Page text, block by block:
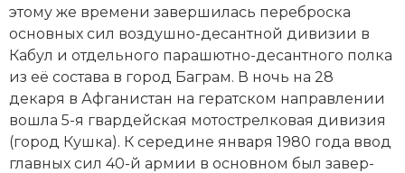
это­му же вре­ме­ни за­вер­ши­лась пе­ре­бро­ска
основных сил воз­душ­но-де­сант­ной ди­ви­зии в
Ка­бул и отдельного па­ра­шют­но-де­сант­но­го пол­ка
из её со­ста­ва в город Баг­рам. В ночь на 28
декаря в Аф­га­ни­стан на ге­рат­ском на­прав­ле­нии
во­шла 5-я гвардейская мо­то­стрел­ко­вая ди­ви­зия
(город Куш­ка). К се­ре­ди­не января 1980 года ввод
главных сил 40-й ар­мии в основном был за­вер­